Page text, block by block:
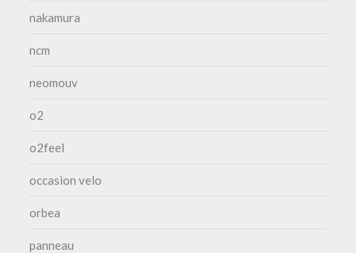
nakamura
ncm
neomouv
o2
o2feel
occasion velo
orbea
panneau